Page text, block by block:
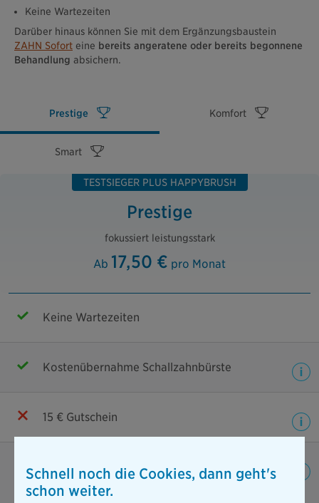
Keine Wartezeiten
Darüber hinaus können Sie mit dem Ergänzungsbaustein
ZAHN Sofort eine bereits angeratene oder bereits begonnene
Behandlung absichern.
Prestige Komfort
Smart
TESTSIEGER PLUS HAPPYBRUSH
Prestige
fokussiert leistungsstark
Ab 17,50 € pro Monat
Keine Wartezeiten
Kostenübernahme Schallzahnbürste
15 € Gutschein
Zahnbehandlung
100%
Schnell noch die Cookies, dann geht's
schon weiter.